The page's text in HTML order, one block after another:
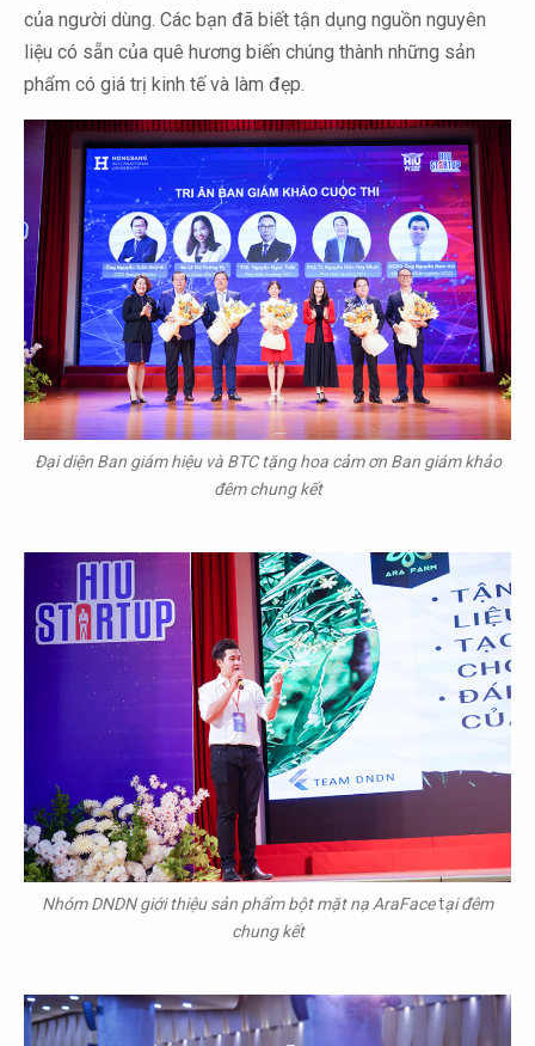
của người dùng. Các bạn đã biết tận dụng nguồn nguyên
liệu có sẵn của quê hương biến chúng thành những sản
phẩm có giá trị kinh tế và làm đẹp.
Đại diện Ban giám hiệu và BTC tặng hoa cảm ơn Ban giám khảo
đêm chung kết
Nhóm DNDN giới thiệu sản phẩm bột mặt nạ AraFacetại đêm
chung kết